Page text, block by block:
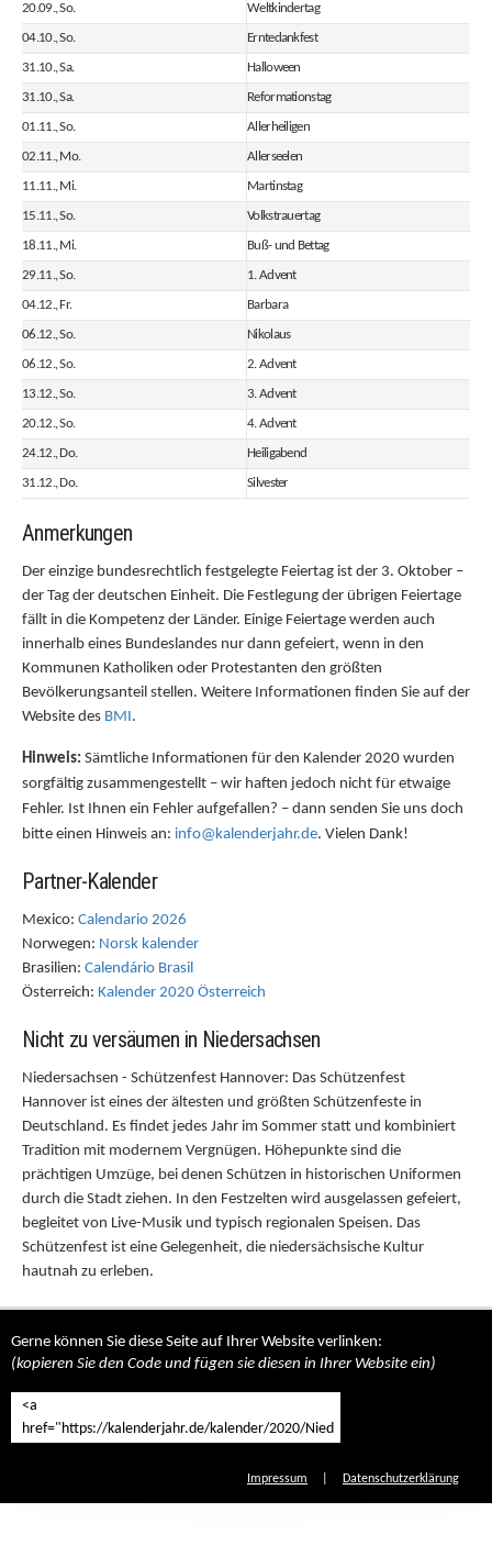
20.09., So. Weltkindertag
04.10., So. Erntedankfest
31.10., Sa. Halloween
31.10., Sa. Reformationstag
01.11., So. Allerheiligen
02.11., Mo. Allerseelen
11.11., Mi. Martinstag
15.11., So. Volkstrauertag
18.11., Mi. Buß- und Bettag
29.11., So. 1. Advent
04.12., Fr. Barbara
06.12., So. Nikolaus
06.12., So. 2. Advent
13.12., So. 3. Advent
20.12., So. 4. Advent
24.12., Do. Heiligabend
31.12., Do. Silvester
Anmerkungen
Der einzige bundesrechtlich festgelegte Feiertag ist der 3. Oktober –
der Tag der deutschen Einheit. Die Festlegung der übrigen Feiertage
fällt in die Kompetenz der Länder. Einige Feiertage werden auch
innerhalb eines Bundeslandes nur dann gefeiert, wenn in den
Kommunen Katholiken oder Protestanten den größten
Bevölkerungsanteil stellen. Weitere Informationen finden Sie auf der
Website des BMI.
Hinweis: Sämtliche Informationen für den Kalender 2020 wurden
sorgfältig zusammengestellt – wir haften jedoch nicht für etwaige
Fehler. Ist Ihnen ein Fehler aufgefallen? – dann senden Sie uns doch
bitte einen Hinweis an: info@kalenderjahr.de. Vielen Dank!
Partner-Kalender
Mexico: Calendario 2026
Norwegen: Norsk kalender
Brasilien: Calendário Brasil
Österreich: Kalender 2020 Österreich
Nicht zu versäumen in Niedersachsen
Niedersachsen - Schützenfest Hannover: Das Schützenfest
Hannover ist eines der ältesten und größten Schützenfeste in
Deutschland. Es findet jedes Jahr im Sommer statt und kombiniert
Tradition mit modernem Vergnügen. Höhepunkte sind die
prächtigen Umzüge, bei denen Schützen in historischen Uniformen
durch die Stadt ziehen. In den Festzelten wird ausgelassen gefeiert,
begleitet von Live-Musik und typisch regionalen Speisen. Das
Schützenfest ist eine Gelegenheit, die niedersächsische Kultur
hautnah zu erleben.
Gerne können Sie diese Seite auf Ihrer Website verlinken:
(kopieren Sie den Code und fügen sie diesen in Ihrer Website ein)
Impressum Datenschutzerklärung